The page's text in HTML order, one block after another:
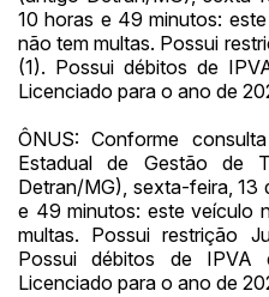
10 horas e 49 minutos:
não tem multas. Possui
(1). Possui débitos de
Licenciado para o ano de
ÔNUS: Conforme
Estadual de Gestão de
Detran/MG), sexta-feira, 13
e 49 minutos: este veículo
multas. Possui restrição
Possui débitos de IPVA
Licenciado para o ano de